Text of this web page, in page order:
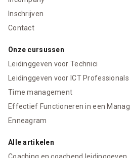
Inschrijven
Contact
Onze cursussen
Leidinggeven voor Technici
Leidinggeven voor ICT Professionals
Time management
Effectief Functioneren in een
Enneagram
Alle artikelen